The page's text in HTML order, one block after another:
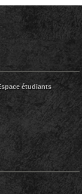
étudiants